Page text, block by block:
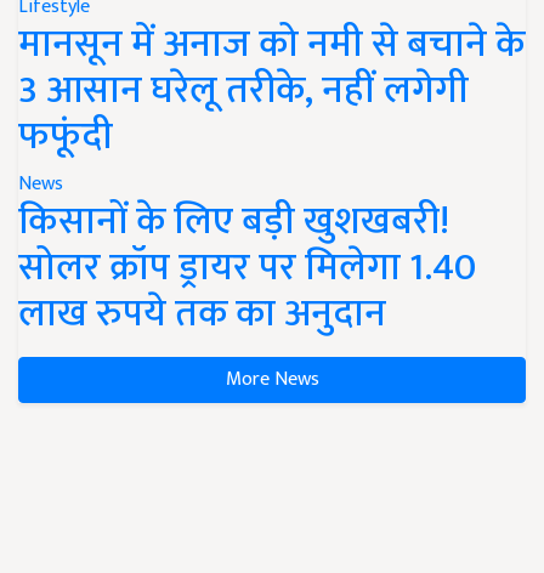
मानसून में अनाज को नमी से बचाने के
3 आसान घरेलू तरीके, नहीं लगेगी
फफूंदी
News
किसानों के लिए बड़ी खुशखबरी!
सोलर क्रॉप ड्रायर पर मिलेगा 1.40
लाख रुपये तक का अनुदान
More News